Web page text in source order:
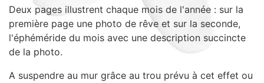
Sacs, Bijoux et Accessoires (33)
Textile (27)
Loisirs (19)
Nos Box (12)
Promotions
Deux pages illustrent chaque mois de l'année : sur la
première page une photo de rêve et sur la seconde,
l'éphéméride du mois avec une description succincte
de la photo.
A suspendre au mur grâce au trou prévu à cet effet ou